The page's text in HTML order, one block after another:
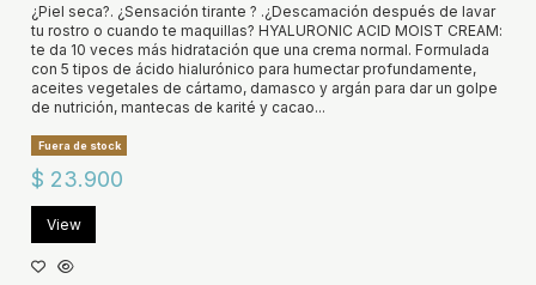
¿Piel seca?. ¿Sensación tirante ? .¿Descamación después de lavar
tu rostro o cuando te maquillas? HYALURONIC ACID MOIST CREAM:
te da 10 veces más hidratación que una crema normal. Formulada
con 5 tipos de ácido hialurónico para humectar profundamente,
aceites vegetales de cártamo, damasco y argán para dar un golpe
de nutrición, mantecas de karité y cacao...
Fuera de stock
$ 23.900
View